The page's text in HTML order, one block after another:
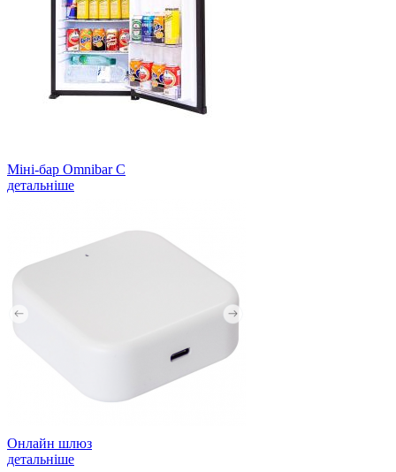
Міні-бар Omnibar С
детальніше
Онлайн шлюз
детальніше